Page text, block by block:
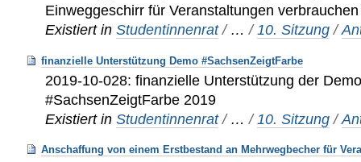
Einweggeschirr für Veranstaltungen
Existiert in Studentinnenrat / …/ 10. Sitzung /
finanzielle Unterstützung Demo #SachsenZeigtFarbe
2019-10-028: finanzielle Unterstützung der
#SachsenZeigtFarbe 2019
Existiert in Studentinnenrat / …/ 10. Sitzung /
Anschaffung von einem Erstbestand an Mehrwegbecher für